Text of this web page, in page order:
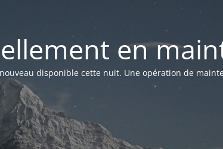
en
disponible cette nuit. Une opération de